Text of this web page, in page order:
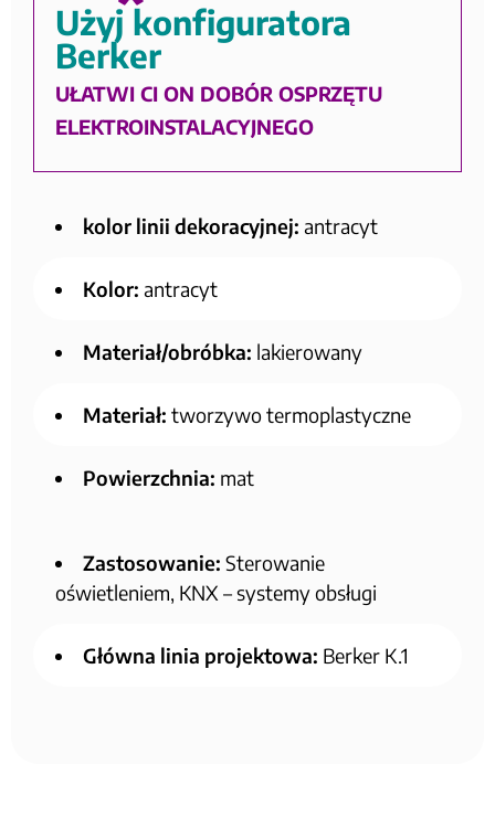
Użyj konfiguratora
Berker
UŁATWI CI ON DOBÓR OSPRZĘTU
ELEKTROINSTALACYJNEGO
kolor linii dekoracyjnej: antracyt
Kolor: antracyt
Materiał/obróbka: lakierowany
Materiał: tworzywo termoplastyczne
Powierzchnia: mat
Zastosowanie: Sterowanie
oświetleniem, KNX – systemy obsługi
Główna linia projektowa: Berker K.1